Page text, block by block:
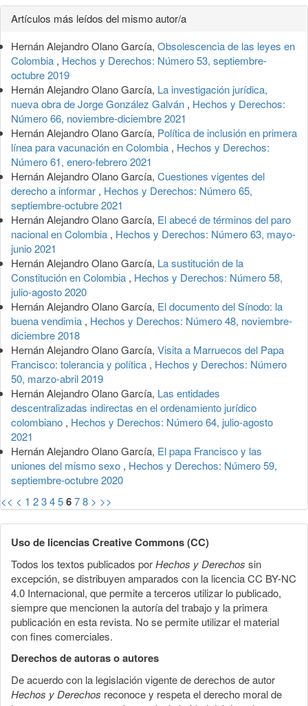
Detalles
del
artículo
Artículos más leídos del mismo autor/a
Hernán Alejandro Olano García, Obsolescencia de las leyes en
Colombia , Hechos y Derechos: Número 53, septiembre-
octubre 2019
Hernán Alejandro Olano García, La investigación jurídica,
nueva obra de Jorge González Galván , Hechos y Derechos:
Número 66, noviembre-diciembre 2021
Hernán Alejandro Olano García, Política de inclusión en primera
línea para vacunación en Colombia , Hechos y Derechos:
Número 61, enero-febrero 2021
Hernán Alejandro Olano García, Cuestiones vigentes del
derecho a informar , Hechos y Derechos: Número 65,
septiembre-octubre 2021
Hernán Alejandro Olano García, El abecé de términos del paro
nacional en Colombia , Hechos y Derechos: Número 63, mayo-
junio 2021
Hernán Alejandro Olano García, La sustitución de la
Constitución en Colombia , Hechos y Derechos: Número 58,
julio-agosto 2020
Hernán Alejandro Olano García, El documento del Sínodo: la
buena vendimia , Hechos y Derechos: Número 48, noviembre-
diciembre 2018
Hernán Alejandro Olano García, Visita a Marruecos del Papa
Francisco: tolerancia y política , Hechos y Derechos: Número
50, marzo-abril 2019
Hernán Alejandro Olano García, Las entidades
descentralizadas indirectas en el ordenamiento jurídico
colombiano , Hechos y Derechos: Número 64, julio-agosto
2021
Hernán Alejandro Olano García, El papa Francisco y las
uniones del mismo sexo , Hechos y Derechos: Número 59,
septiembre-octubre 2020
<< < 1 2345678 > >>
Uso de licencias Creative Commons (CC)
Todos los textos publicados porHechos y Derechos sin
excepción, se distribuyen amparados con la licencia CC BY-NC
4.0 Internacional, que permite a terceros utilizar lo publicado,
siempre que mencionen la autoría del trabajo y la primera
publicación en esta revista. No se permite utilizar el material
con fines comerciales.
Derechos de autoras o autores
De acuerdo con la legislación vigente de derechos de autor
Hechos y Derechos reconoce y respeta el derecho moral de